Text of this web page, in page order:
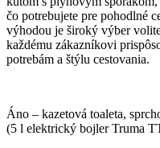
čo potrebujete pre pohodlné
výhodou je široký výber
každému zákazníkovi
potrebám a štýlu cestovania.
Áno – kazetová toaleta,
(5 l elektrický bojler Truma